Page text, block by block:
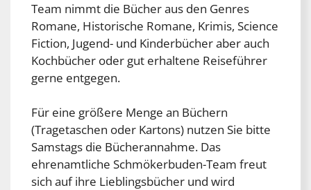
Team nimmt die Bücher aus den Genres
Romane, Historische Romane, Krimis, Science
Fiction, Jugend- und Kinderbücher aber auch
Kochbücher oder gut erhaltene Reiseführer
gerne entgegen.
Für eine größere Menge an Büchern
(Tragetaschen oder Kartons) nutzen Sie bitte
Samstags die Bücherannahme. Das
ehrenamtliche Schmökerbuden-Team freut
sich auf ihre Lieblingsbücher und wird